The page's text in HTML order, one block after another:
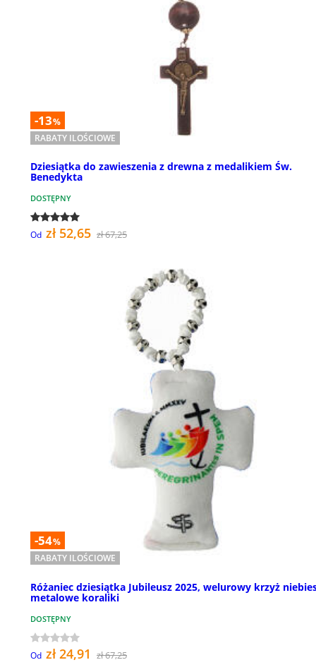
-13%
RABATY ILOŚCIOWE
Dziesiątka do zawieszenia z drewna z medalikiem Św.
Benedykta
DOSTĘPNY
Od zł 52,65 zł 67,25
-54%
RABATY ILOŚCIOWE
Różaniec dziesiątka Jubileusz 2025, welurowy krzyż
metalowe koraliki
DOSTĘPNY
Od zł 24,91 zł 67,25